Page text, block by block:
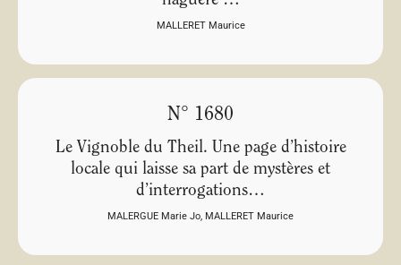
MALLERET Maurice
N° 1680
Le Vignoble du Theil. Une page d’histoire
locale qui laisse sa part de mystères et
d’interrogations…
MALERGUE Marie Jo, MALLERET Maurice